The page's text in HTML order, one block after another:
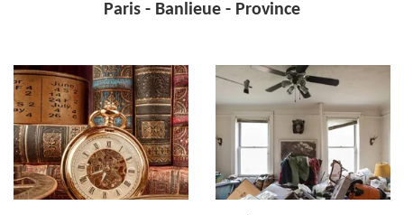
Paris - Banlieue - Province